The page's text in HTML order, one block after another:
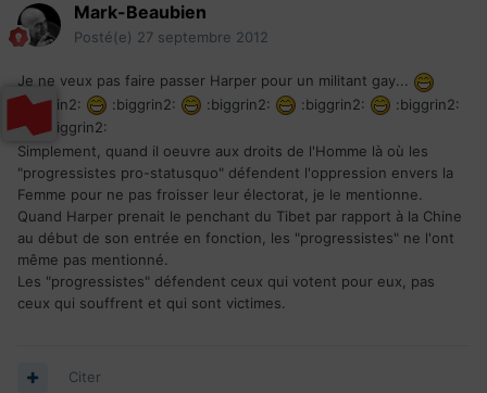
Mark-Beaubien
Posté(e) 27 septembre 2012
Je ne veux pas faire passer Harper pour un militant gay...
:biggrin2:
:biggrin2: :biggrin2: :biggrin2:
:biggrin2:
:biggrin2:
Simplement, quand il oeuvre aux droits de l'Homme là où les
"progressistes pro-statusquo" défendent l'oppression envers la
Femme pour ne pas froisser leur électorat, je le mentionne.
Quand Harper prenait le penchant du Tibet par rapport à la Chine
au début de son entrée en fonction, les "progressistes" ne l'ont
même pas mentionné.
Les "progressistes" défendent ceux qui votent pour eux, pas
ceux qui souffrent et qui sont victimes.
Citer